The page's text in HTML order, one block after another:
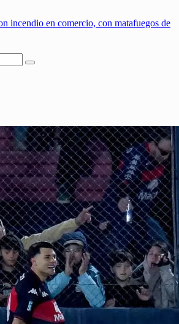
incendio en comercio, con matafuegos de